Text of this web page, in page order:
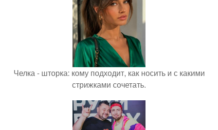
Челка - шторка: кому подходит, как носить и с какими
стрижками сочетать.